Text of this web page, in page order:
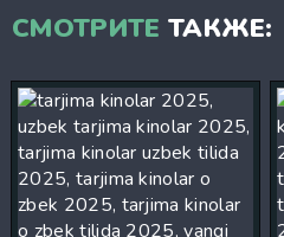
СМОТРИТЕ ТАКЖЕ: